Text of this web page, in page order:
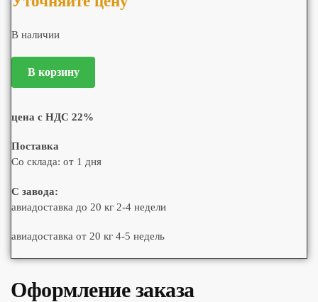
В наличии
В корзину
цена с НДС 22%
Поставка
Со склада: от 1 дня
С завода:
авиадоставка до 20 кг 2-4 недели
авиадоставка от 20 кг 4-5 недель
Оформление заказа